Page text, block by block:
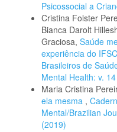
Psicossocial a
Cristina Folster
Bianca Darolt
Graciosa, Saúde
experiência do
Brasileiros de
Mental Health: v.
Maria Cristina
ela mesma ,
Mental/Brazilian
(2019)